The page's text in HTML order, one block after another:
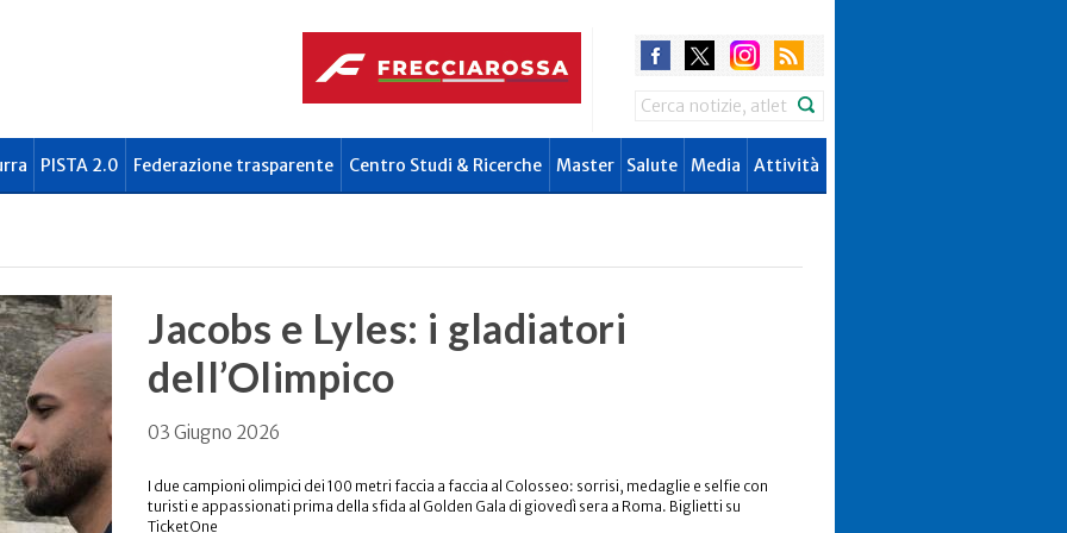
Search
PISTA 2.0 Federazione trasparente Centro Studi & Ricerche Master Salute Media Attività
Jacobs e Lyles: i gladiatori
dell’Olimpico
03 Giugno 2026
I due campioni olimpici dei 100 metri faccia a faccia al Colosseo: sorrisi, medaglie e selfie con
turisti e appassionati prima della sfida al Golden Gala di giovedì sera a Roma. Biglietti su
TicketOne